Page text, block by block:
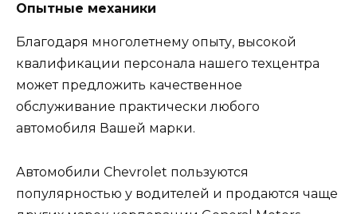
Опытные механики
Благодаря многолетнему опыту, высокой
квалификации персонала нашего техцентра
может предложить качественное
обслуживание практически любого
автомобиля Вашей марки.
Автомобили Chevrolet пользуются
популярностью у водителей и продаются чаще